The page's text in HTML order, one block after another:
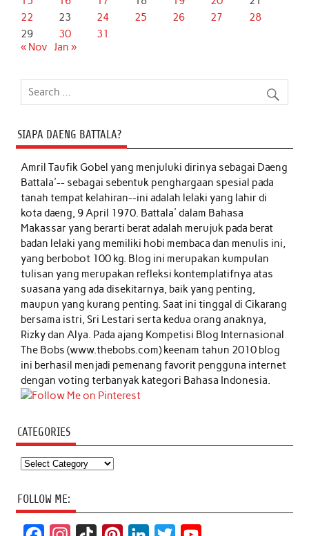
22
23 24 25 26 27
28
29
30
31
« Nov Jan »
SIAPA DAENG BATTALA?
Amril Taufik Gobelyang menjuluki dirinya sebagai Daeng
Battala'-- sebagai sebentuk penghargaan spesial pada
tanah tempat kelahiran--ini adalah lelaki yang lahir di
kota daeng, 9 April 1970. Battala' dalam Bahasa
Makassar yang berarti berat adalah merujuk pada berat
badan lelaki yang memiliki hobi membaca dan menulis ini,
yang berbobot 100 kg. Blog ini merupakan kumpulan
tulisan yang merupakan refleksi kontemplatifnya atas
suasana yang ada disekitarnya, baik yang penting,
maupun yang kurang penting. Saat ini tinggal di Cikarang
bersama istri, Sri Lestari serta kedua orang anaknya,
Rizky dan Alya. Pada ajang Kompetisi Blog Internasional
The Bobs (www.thebobs.com) keenam tahun 2010 blog
ini berhasil menjadi pemenang favorit pengguna internet
dengan voting terbanyak kategori Bahasa Indonesia.
CATEGORIES
Categories
FOLLOW ME: